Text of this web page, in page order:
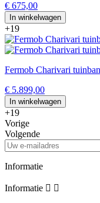
€ 675,00
In winkelwagen
+19
Fermob Charivari
€ 5.899,00
In winkelwagen
+19
Vorige
Volgende
Informatie
Informatie  